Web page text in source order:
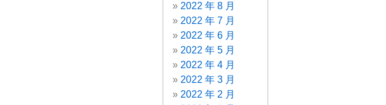
2022 年 8 月
2022 年 7 月
2022 年 6 月
2022 年 5 月
2022 年 4 月
2022 年 3 月
2022 年 2 月